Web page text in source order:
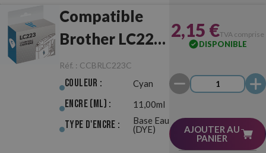
Compatible
Brother LC223
Cyan
Réf. : CCBRLC223C
Couleur : Cyan
Encre (ml) : 11,00ml
Type d'Encre :
Base Eau
(DYE)
2,15 €TVA comprise
DISPONIBLE
AJOUTER AU
PANIER